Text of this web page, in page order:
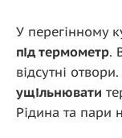
У перегінному
під термометр.
відсутні отвори.
ущільнювати
Рідина та пари